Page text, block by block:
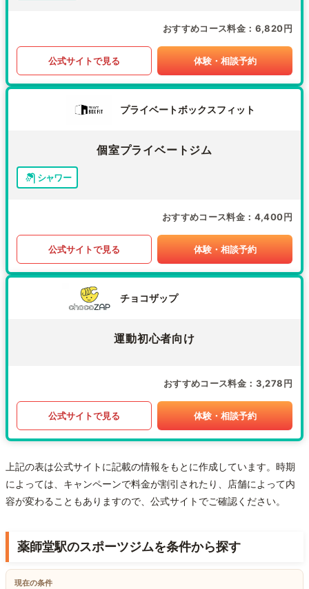
おすすめコース料金 6,820円
公式サイトで見る 体験・相談予約
プライベートボックスフィット
個室プライベートジム
シャワー
おすすめコース料金 4,400円
公式サイトで見る 体験・相談予約
チョコザップ
運動初心者向け
おすすめコース料金 3,278円
公式サイトで見る 体験・相談予約
上記の表は公式サイトに記載の情報をもとに作成しています。時期
によっては、キャンペーンで料金が割引されたり、店舗によって内
容が変わることもありますので、公式サイトでご確認ください。
薬師堂駅のスポーツジムを条件から探す
現在の条件